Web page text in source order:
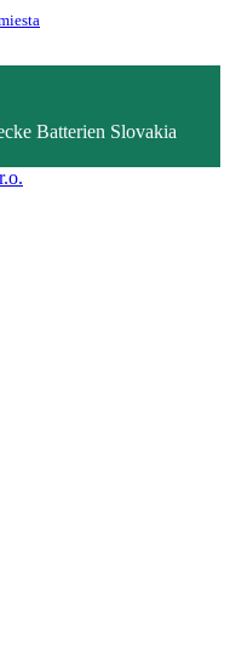
Batterien Slovakia